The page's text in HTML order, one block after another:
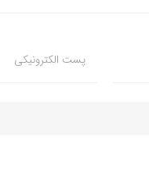
پست الکترونیکی